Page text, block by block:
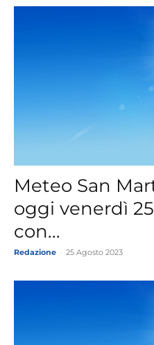
Meteo San
oggi venerdì
con...
Redazione 25 Agosto 2023